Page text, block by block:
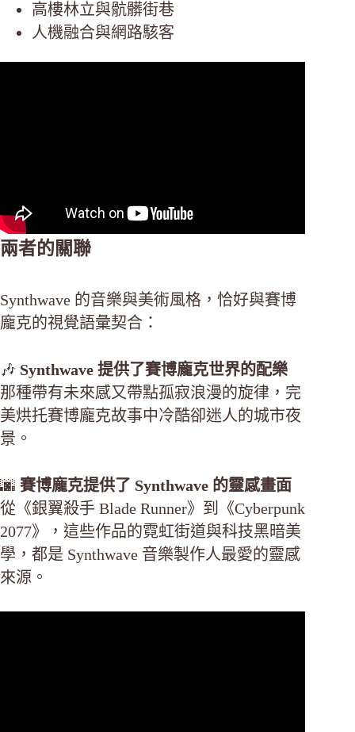
高樓林立與骯髒街巷
人機融合與網路駭客
兩者的關聯
Synthwave 的音樂與美術風格，恰好與賽博
龐克的視覺語彙契合：
🎶 Synthwave 提供了賽博龐克世界的配樂
那種帶有未來感又帶點孤寂浪漫的旋律，完
美烘托賽博龐克故事中冷酷卻迷人的城市夜
景。
🌆 賽博龐克提供了 Synthwave 的靈感畫面
從《銀翼殺手 Blade Runner》到《Cyberpunk
2077》，這些作品的霓虹街道與科技黑暗美
學，都是 Synthwave 音樂製作人最愛的靈感
來源。